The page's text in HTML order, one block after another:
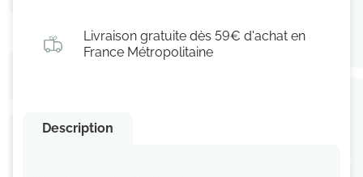
Livraison gratuite dès 59€ d'achat en
France Métropolitaine
Description